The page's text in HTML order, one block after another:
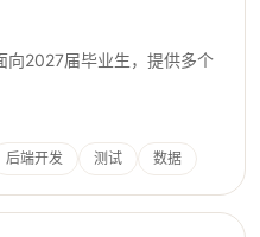
向2027届毕业生，提供多个
后端开发 测试 数据